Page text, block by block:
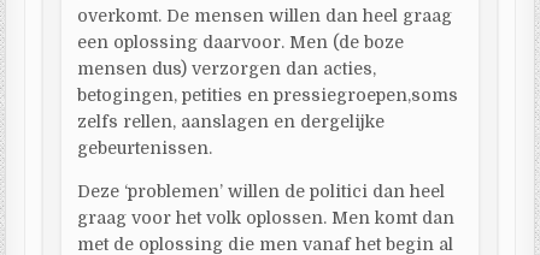
overkomt. De mensen willen dan heel graag
een oplossing daarvoor. Men (de boze
mensen dus) verzorgen dan acties,
betogingen, petities en pressiegroepen,soms
zelfs rellen, aanslagen en dergelijke
gebeurtenissen.
Deze ‘problemen’ willen de politici dan heel
graag voor het volk oplossen. Men komt dan
met de oplossing die men vanaf het begin al